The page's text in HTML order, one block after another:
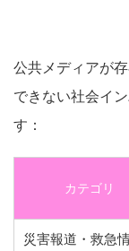
公共メディアが
できない社会イ
す：
カテゴリ
災害報道・救急